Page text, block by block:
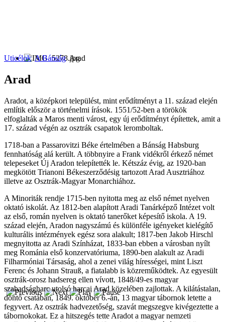
Uticélok A Bánság Arad
Arad
Aradot, a középkori települést, mint erődítményt a 11. század elején
említik először a történelmi írások. 1551/52-ben a törökök
elfoglalták a Maros menti várost, egy új erődítményt építettek, amit a
17. század végén az osztrák csapatok leromboltak.
1718-ban a Passarovitzi Béke értelmében a Bánság Habsburg
fennhatóság alá került. A többnyire a Frank vidékről érkező német
telepeseket Új Aradon telepítették le. Kétszáz évig, az 1920-ban
megkötött Trianoni Békeszerződésig tartozott Arad Ausztriához
illetve az Osztrák-Magyar Monarchiához.
A Minoriták rendje 1715-ben nyitotta meg az első német nyelven
oktató iskolát. Az 1812-ben alapított Aradi Tanárképző Intézet volt
az első, román nyelven is oktató tanerőket képesítő iskola. A 19.
század elején, Aradon nagyszámú és különféle igényeket kielégítő
kulturális intézmények egész sora alakult; 1817-ben Jakob Hirschl
megnyitotta az Aradi Színházat, 1833-ban ebben a városban nyílt
meg Románia első konzervatóriuma, 1890-ben alakult az Aradi
Filharmóniai Társaság, ahol a zenei világ hírességei, mint Liszt
Ferenc és Johann Strauß, a fiatalabb is közreműködtek. Az egyesült
osztrák-orosz hadsereg ellen vívott, 1848/49-es magyar
szabadságharc utolsó harcai Arad közelében zajlottak. A kilátástalan,
döntő csatában, 1849. október 6.-án, 13 magyar tábornok letette a
fegyvert. Az osztrák hadvezetőség, szavát megszegve kivégeztette a
tábornokokat. Ez a hitszegés tette Aradot a magyar nemzeti